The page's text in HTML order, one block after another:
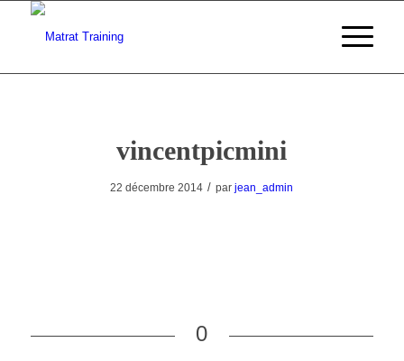
vincentpicmini
22 décembre 2014 / parjean_admin
0